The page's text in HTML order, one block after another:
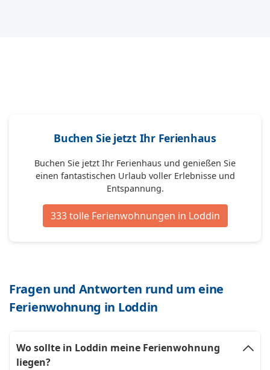
Buchen Sie jetzt Ihr Ferienhaus
Buchen Sie jetzt Ihr Ferienhaus und genießen Sie
einen fantastischen Urlaub voller Erlebnisse und
Entspannung.
333 tolle Ferienwohnungen in Loddin
Fragen und Antworten rund um eine
Ferienwohnung in Loddin
Wo sollte in Loddin meine Ferienwohnung
liegen?